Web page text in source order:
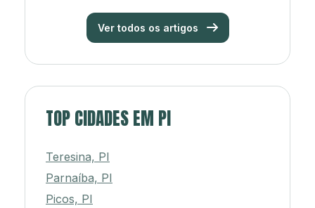
Ver todos os artigos
TOP CIDADES EM PI
Teresina, PI
Parnaíba, PI
Picos, PI